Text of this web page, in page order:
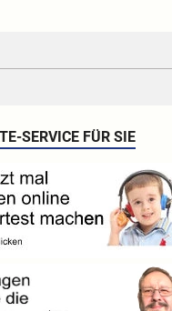
SERVICE FÜR SIE